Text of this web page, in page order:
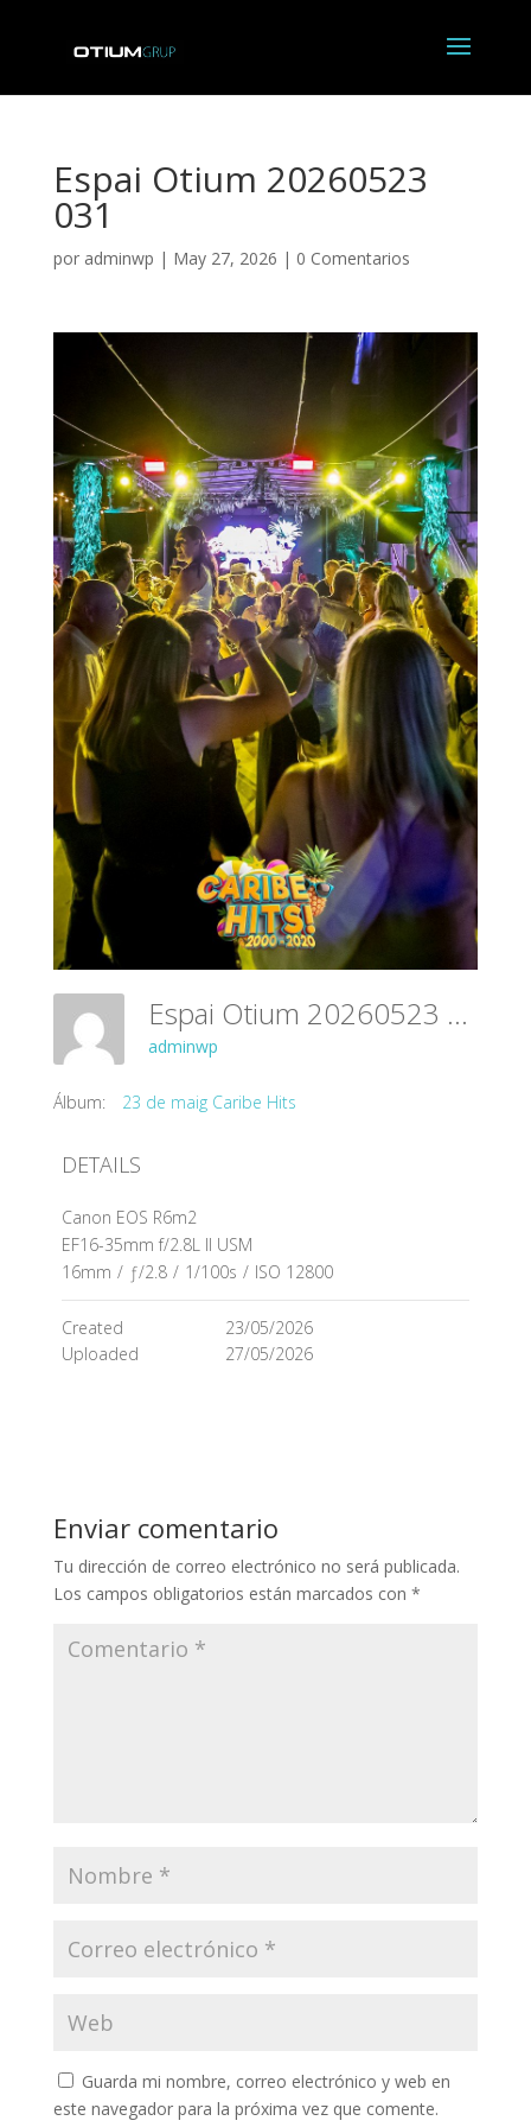
Espai Otium 20260523
031
por adminwp | May 27, 2026 | 0 Comentarios
Espai Otium 20260523 031
adminwp
Álbum: 23 de maig Caribe Hits
DETAILS
Canon EOS R6m2
EF16-35mm f/2.8L II USM
16mm / ƒ/2.8 / 1/100s / ISO 12800
Created
23/05/2026
Uploaded
27/05/2026
Enviar comentario
Tu dirección de correo electrónico no será publicada.
Los campos obligatorios están marcados con *
Guarda mi nombre, correo electrónico y web en
este navegador para la próxima vez que comente.